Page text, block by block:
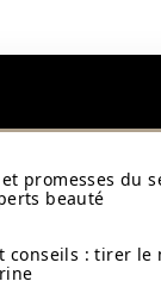
promesses du
beauté
conseils : tirer le